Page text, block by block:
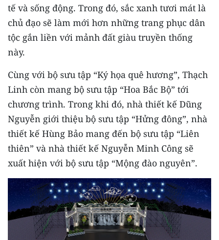
Media Môi trường
Ảnh
Infographic
TIN MỚI
TIN ĐỊA PHƯƠNG
Trung du và miền núi phía Bắc
Đồng bằng sông Hồng
Bắc Trung Bộ
Duyên hải Nam Trung Bộ và Tây
Nguyên
Đông Nam Bộ
tế và sống động. Trong đó, sắc xanh tươi mát là
chủ đạo sẽ làm mới hơn những trang phục dân
tộc gắn liền với mảnh đất giàu truyền thống
này.
Cùng với bộ sưu tập “Ký họa quê hương”, Thạch
Linh còn mang bộ sưu tập “Hoa Bắc Bộ” tới
chương trình. Trong khi đó, nhà thiết kế Dũng
Nguyễn giới thiệu bộ sưu tập “Hửng đông”, nhà
thiết kế Hùng Bảo mang đến bộ sưu tập “Liên
thiên” và nhà thiết kế Nguyễn Minh Công sẽ
xuất hiện với bộ sưu tập “Mộng đào nguyên”.